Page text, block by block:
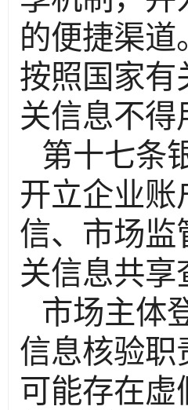
的便捷渠
按照国家有
关信息不得
第十七条
开立企业账
信、市场监
关信息共享
市场主体
信息核验职
可能存在虚